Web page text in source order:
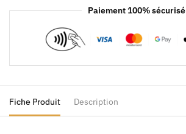
Paiement 100% sécurisé
Fiche Produit Description